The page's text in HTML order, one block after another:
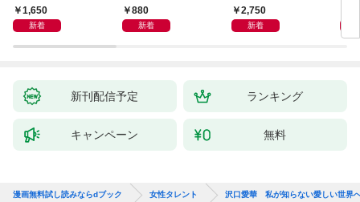
中。」
1,650
新着
「あなたに触れたい」
featuring 三島ゆう
880
新着
2,750
新着
新刊配信予定 ランキング
キャンペーン 無料
漫画無料試し読みならdブック 女性タレント 沢口愛華 私が知らない愛しい世界